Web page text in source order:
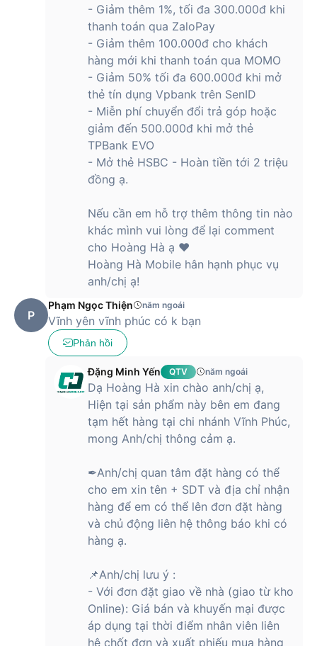
- Giảm thêm 1%, tối đa 300.000đ khi
thanh toán qua ZaloPay
- Giảm thêm 100.000đ cho khách
hàng mới khi thanh toán qua MOMO
- Giảm 50% tối đa 600.000đ khi mở
thẻ tín dụng Vpbank trên SenID
- Miễn phí chuyển đổi trả góp hoặc
giảm đến 500.000đ khi mở thẻ
TPBank EVO
- Mở thẻ HSBC - Hoàn tiền tới 2 triệu
đồng ạ.
Nếu cần em hỗ trợ thêm thông tin nào
khác mình vui lòng để lại comment
cho Hoàng Hà ạ ❤️
Hoàng Hà Mobile hân hạnh phục vụ
anh/chị ạ!
P
Phạm Ngọc Thiện năm ngoái
Vĩnh yên vĩnh phúc có k bạn
Phản hồi
Đặng Minh Yến QTV năm ngoái
Dạ Hoàng Hà xin chào anh/chị ạ,
Hiện tại sản phẩm này bên em đang
tạm hết hàng tại chi nhánh Vĩnh Phúc,
mong Anh/chị thông cảm ạ.
✒Anh/chị quan tâm đặt hàng có thể
cho em xin tên + SDT và địa chỉ nhận
hàng để em có thể lên đơn đặt hàng
và chủ động liên hệ thông báo khi có
hàng ạ.
📌Anh/chị lưu ý :
- Với đơn đặt giao về nhà (giao từ kho
Online): Giá bán và khuyến mại được
áp dụng tại thời điểm nhân viên liên
hệ chốt đơn và xuất phiếu mua hàng